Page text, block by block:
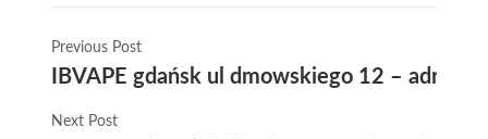
Previous Post
IBVAPE gdańsk ul dmowskiego 12 – adres,
Next Post